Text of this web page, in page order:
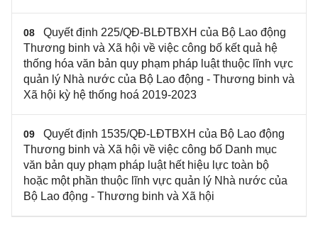
08
Quyết định 225/QĐ-BLĐTBXH của Bộ Lao động
Thương binh và Xã hội về việc công bố kết quả hệ
thống hóa văn bản quy phạm pháp luật thuộc lĩnh vực
quản lý Nhà nước của Bộ Lao động - Thương binh và
Xã hội kỳ hệ thống hoá 2019-2023
09
Quyết định 1535/QĐ-LĐTBXH của Bộ Lao động
Thương binh và Xã hội về việc công bố Danh mục
văn bản quy phạm pháp luật hết hiệu lực toàn bộ
hoặc một phần thuộc lĩnh vực quản lý Nhà nước của
Bộ Lao động - Thương binh và Xã hội